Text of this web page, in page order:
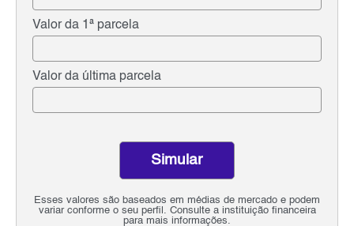
Valor da 1ª parcela
Valor da última parcela
Esses valores são baseados em médias de mercado e podem
variar conforme o seu perfil. Consulte a instituição financeira
para mais informações.
Simular